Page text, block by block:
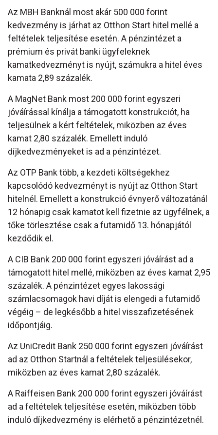
Az MBH Banknál most akár 500 000 forint
kedvezmény is járhat az Otthon Start hitel mellé a
feltételek teljesítése esetén. A pénzintézet a
prémium és privát banki ügyfeleknek
kamatkedvezményt is nyújt, számukra a hitel éves
kamata 2,89 százalék.
A MagNet Bank most 200 000 forint egyszeri
jóváírással kínálja a támogatott konstrukciót, ha
teljesülnek a kért feltételek, miközben az éves
kamat 2,80 százalék. Emellett induló
díjkedvezményeket is ad a pénzintézet.
Az OTP Bank több, a kezdeti költségekhez
kapcsolódó kedvezményt is nyújt az Otthon Start
hitelnél. Emellett a konstrukció évnyerő változatánál
12 hónapig csak kamatot kell fizetnie az ügyfélnek, a
tőke törlesztése csak a futamidő 13. hónapjától
kezdődik el.
A CIB Bank 200 000 forint egyszeri jóváírást ad a
támogatott hitel mellé, miközben az éves kamat 2,95
százalék. A pénzintézet egyes lakossági
számlacsomagok havi díját is elengedi a futamidő
végéig – de legkésőbb a hitel visszafizetésének
időpontjáig.
Az UniCredit Bank 250 000 forint egyszeri jóváírást
ad az Otthon Startnál a feltételek teljesülésekor,
miközben az éves kamat 2,80 százalék.
A Raiffeisen Bank 200 000 forint egyszeri jóváírást
ad a feltételek teljesítése esetén, miközben több
induló díjkedvezmény is elérhető a pénzintézetnél.